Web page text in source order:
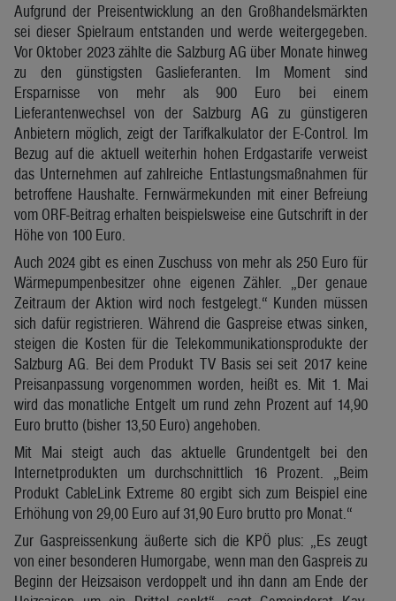
Aufgrund der Preisentwicklung an den Großhandelsmärkten
sei dieser Spielraum entstanden und werde weitergegeben.
Vor Oktober 2023 zählte die Salzburg AG über Monate hinweg
zu den günstigsten Gaslieferanten. Im Moment sind
Ersparnisse von mehr als 900 Euro bei einem
Lieferantenwechsel von der Salzburg AG zu günstigeren
Anbietern möglich, zeigt der Tarifkalkulator der E-Control. Im
Bezug auf die aktuell weiterhin hohen Erdgastarife verweist
das Unternehmen auf zahlreiche Entlastungsmaßnahmen für
betroffene Haushalte. Fernwärmekunden mit einer Befreiung
vom ORF-Beitrag erhalten beispielsweise eine Gutschrift in der
Höhe von 100 Euro.
Auch 2024 gibt es einen Zuschuss von mehr als 250 Euro für
Wärmepumpenbesitzer ohne eigenen Zähler. „Der genaue
Zeitraum der Aktion wird noch festgelegt.“ Kunden müssen
sich dafür registrieren. Während die Gaspreise etwas sinken,
steigen die Kosten für die Telekommunikationsprodukte der
Salzburg AG. Bei dem Produkt TV Basis sei seit 2017 keine
Preisanpassung vorgenommen worden, heißt es. Mit 1. Mai
wird das monatliche Entgelt um rund zehn Prozent auf 14,90
Euro brutto (bisher 13,50 Euro) angehoben.
Mit Mai steigt auch das aktuelle Grundentgelt bei den
Internetprodukten um durchschnittlich 16 Prozent. „Beim
Produkt CableLink Extreme 80 ergibt sich zum Beispiel eine
Erhöhung von 29,00 Euro auf 31,90 Euro brutto pro Monat.“
Zur Gaspreissenkung äußerte sich die KPÖ plus: „Es zeugt
von einer besonderen Humorgabe, wenn man den Gaspreis zu
Beginn der Heizsaison verdoppelt und ihn dann am Ende der